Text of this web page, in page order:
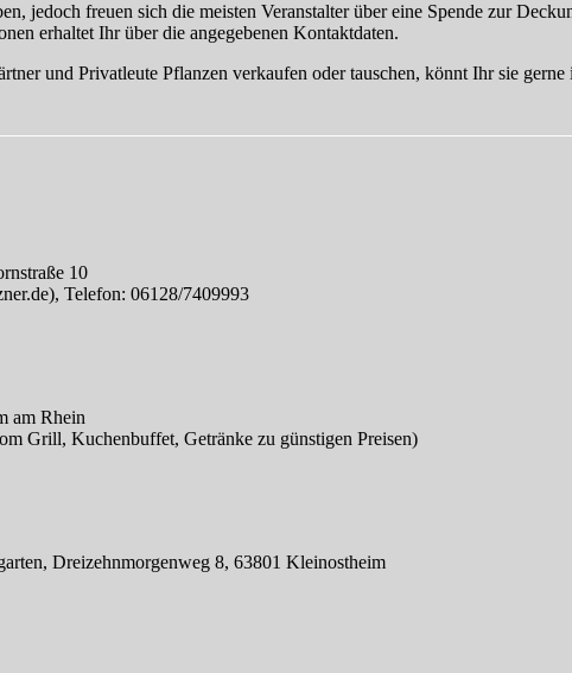
jedoch freuen sich die meisten Veranstalter über eine Spende zur
erhaltet Ihr über die angegebenen Kontaktdaten.
und Privatleute Pflanzen verkaufen oder tauschen, könnt Ihr sie
10
Telefon: 06128/7409993
am Rhein
Grill, Kuchenbuffet, Getränke zu günstigen Preisen)
Dreizehnmorgenweg 8, 63801 Kleinostheim